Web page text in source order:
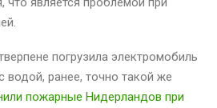
погрузила электромобиль
водой, ранее, точно такой же
пожарные Нидерландов при